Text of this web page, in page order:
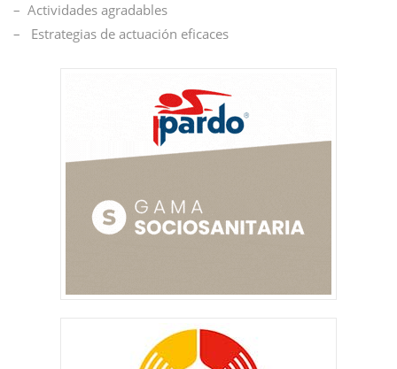
– Actividades agradables
– Estrategias de actuación eficaces